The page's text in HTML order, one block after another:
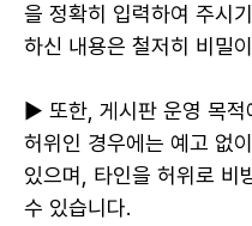
을 정확히 입력하여 주시
하신 내용은 철저히 비밀
▶ 또한, 게시판 운영 목적
허위인 경우에는 예고 없
있으며, 타인을 허위로 비
수 있습니다.